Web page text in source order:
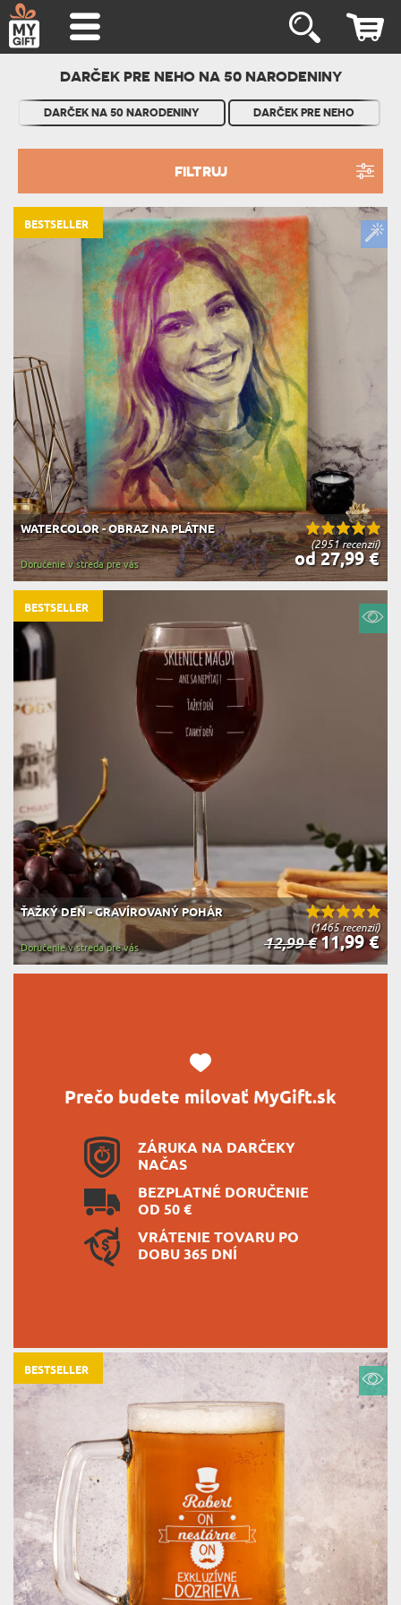
DARČEK PRE NEHO NA 50 NARODENINY
DARČEK NA 50 NARODENINY DARČEK PRE NEHO
FILTRUJ
(2951 recenzií)
WATERCOLOR - OBRAZ NA PLÁTNE
od 27,99 €
Doručenie v streda pre vás
BESTSELLER
(1465 recenzií)
ŤAŽKÝ DEŇ - GRAVÍROVANÝ POHÁR
12,99 €11,99 €
Doručenie v streda pre vás
BESTSELLER
Prečo budete milovať MyGift.sk
ZÁRUKA NA DARČEKY
NAČAS
BEZPLATNÉ DORUČENIE
OD 50 €
VRÁTENIE TOVARU PO
DOBU 365 DNÍ
BESTSELLER